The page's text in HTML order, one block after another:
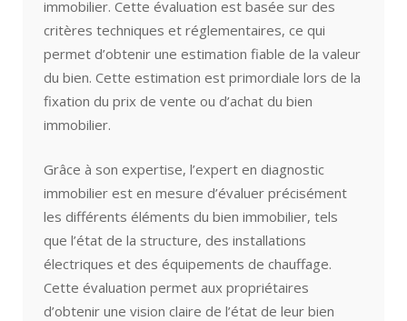
immobilier. Cette évaluation est basée sur des
critères techniques et réglementaires, ce qui
permet d’obtenir une estimation fiable de la valeur
du bien. Cette estimation est primordiale lors de la
fixation du prix de vente ou d’achat du bien
immobilier.
Grâce à son expertise, l’expert en diagnostic
immobilier est en mesure d’évaluer précisément
les différents éléments du bien immobilier, tels
que l’état de la structure, des installations
électriques et des équipements de chauffage.
Cette évaluation permet aux propriétaires
d’obtenir une vision claire de l’état de leur bien